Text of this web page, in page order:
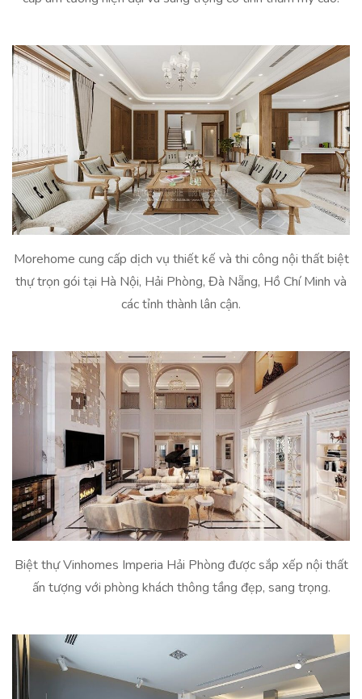
Morehome cung cấp dịch vụ thiết kế và thi công nội thất biệt
thự trọn gói tại Hà Nội, Hải Phòng, Đà Nẵng, Hồ Chí Minh và
các tỉnh thành lân cận.
Biệt thự Vinhomes Imperia Hải Phòng được sắp xếp nội thất
ấn tượng với phòng khách thông tầng đẹp, sang trọng.